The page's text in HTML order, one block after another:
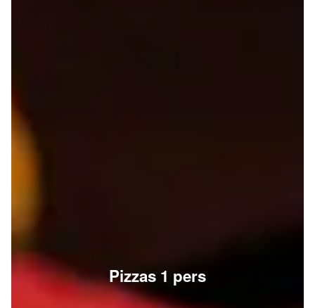
Pizzas 1 pers